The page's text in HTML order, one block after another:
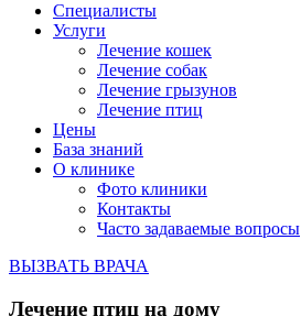
Специалисты
Услуги
Лечение кошек
Лечение собак
Лечение грызунов
Лечение птиц
Цены
База знаний
О клинике
Фото клиники
Контакты
Часто задаваемые вопросы
ВЫЗВАТЬ ВРАЧА
Лечение птиц на дому